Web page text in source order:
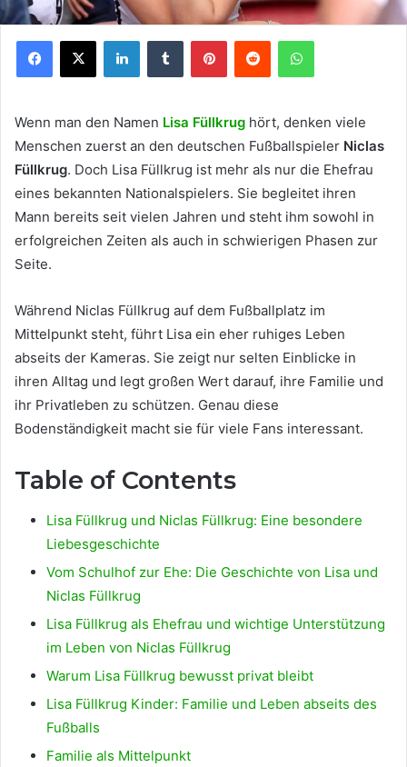
Facebook
X LinkedInTumblr PinterestReddit WhatsApp
Wenn man den Namen Lisa Füllkrug hört, denken viele
Menschen zuerst an den deutschen Fußballspieler Niclas
Füllkrug. Doch Lisa Füllkrug ist mehr als nur die Ehefrau
eines bekannten Nationalspielers. Sie begleitet ihren
Mann bereits seit vielen Jahren und steht ihm sowohl in
erfolgreichen Zeiten als auch in schwierigen Phasen zur
Seite.
Während Niclas Füllkrug auf dem Fußballplatz im
Mittelpunkt steht, führt Lisa ein eher ruhiges Leben
abseits der Kameras. Sie zeigt nur selten Einblicke in
ihren Alltag und legt großen Wert darauf, ihre Familie und
ihr Privatleben zu schützen. Genau diese
Bodenständigkeit macht sie für viele Fans interessant.
Table of Contents
Lisa Füllkrug und Niclas Füllkrug: Eine besondere
Liebesgeschichte
Vom Schulhof zur Ehe: Die Geschichte von Lisa und
Niclas Füllkrug
Lisa Füllkrug als Ehefrau und wichtige Unterstützung
im Leben von Niclas Füllkrug
Warum Lisa Füllkrug bewusst privat bleibt
Lisa Füllkrug Kinder: Familie und Leben abseits des
Fußballs
Familie als Mittelpunkt